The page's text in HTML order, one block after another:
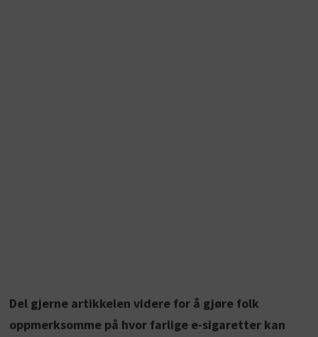
Del gjerne artikkelen videre for å gjøre folk
oppmerksomme på hvor farlige e-sigaretter kan